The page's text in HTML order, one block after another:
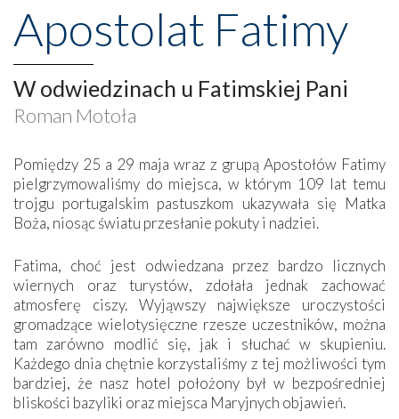
Apostolat Fatimy
W odwiedzinach u Fatimskiej Pani
Roman Motoła
Pomiędzy 25 a 29 maja wraz z grupą Apostołów Fatimy
pielgrzymowaliśmy do miejsca, w którym 109 lat temu
trojgu portugalskim pastuszkom ukazywała się Matka
Boża, niosąc światu przesłanie pokuty i nadziei.
Fatima, choć jest odwiedzana przez bardzo licznych
wiernych oraz turystów, zdołała jednak zachować
atmosferę ciszy. Wyjąwszy największe uroczystości
gromadzące wielotysięczne rzesze uczestników, można
tam zarówno modlić się, jak i słuchać w skupieniu.
Każdego dnia chętnie korzystaliśmy z tej możliwości tym
bardziej, że nasz hotel położony był w bezpośredniej
bliskości bazyliki oraz miejsca Maryjnych objawień.